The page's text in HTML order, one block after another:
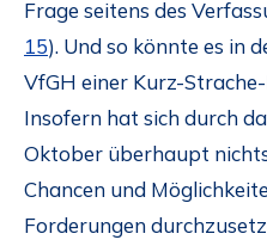
Frage seitens des
15). Und so könnte es in
VfGH einer Kurz-
Insofern hat sich durch
Oktober überhaupt
Chancen und
Forderungen